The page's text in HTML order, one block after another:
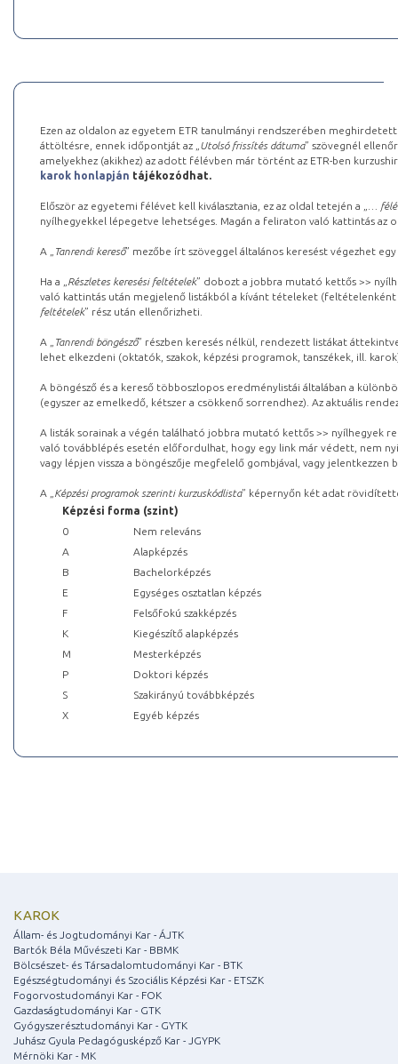
Ezen az oldalon az egyetem ETR tanulmányi rendszerében
áttöltésre, ennek időpontját az „ Utolsó frissítés dátuma” szövegnél
amelyekhez (akikhez) az adott félévben már történt az ETR-ben
karok honlapján tájékozódhat.
Először az egyetemi félévet kell kiválasztania, ez az oldal tetején a „
…
nyílhegyekkel lépegetve lehetséges. Magán a feliraton való kattintás az
A „ Tanrendi kereső” mezőbe írt szöveggel általános keresést végezhet
Ha a „ Részletes keresési feltételek” dobozt a jobbra mutató kettős >>
való kattintás után megjelenő listákból a kívánt tételeket (feltételenként
feltételek” rész után ellenőrizheti.
A „ Tanrendi böngésző” részben keresés nélkül, rendezett listákat
lehet elkezdeni (oktatók, szakok, képzési programok, tanszékek, ill.
A böngésző és a kereső többoszlopos eredménylistái általában a
(egyszer az emelkedő, kétszer a csökkenő sorrendhez). Az aktuális
A listák sorainak a végén található jobbra mutató kettős >> nyílhegyek
való továbblépés esetén előfordulhat, hogy egy link már védett, nem
vagy lépjen vissza a böngészője megfelelő gombjával, vagy
A „ Képzési programok szerinti kurzuskódlista” képernyőn két adat
Képzési forma (szint)
0
Nem releváns
A
Alapképzés
B
Bachelorképzés
E
Egységes osztatlan képzés
F
Felsőfokú szakképzés
K
Kiegészítő alapképzés
M
Mesterképzés
P
Doktori képzés
S
Szakirányú továbbképzés
X
Egyéb képzés
KAROK
Állam- és Jogtudományi Kar - ÁJTK
Bartók Béla Művészeti Kar - BBMK
Bölcsészet- és Társadalomtudományi Kar - BTK
Egészségtudományi és Szociális Képzési Kar - ETSZK
Fogorvostudományi Kar - FOK
Gazdaságtudományi Kar - GTK
Gyógyszerésztudományi Kar - GYTK
Juhász Gyula Pedagógusképző Kar - JGYPK
Mérnöki Kar - MK